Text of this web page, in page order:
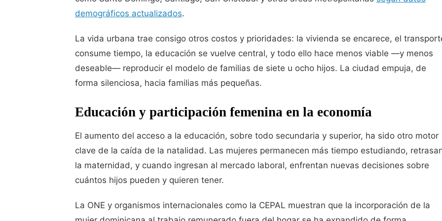
demográficos actualizados.
La vida urbana trae consigo otros costos y prioridades: la vivienda se encarece, el
consume tiempo, la educación se vuelve central, y todo ello hace menos viable —y menos
deseable— reproducir el modelo de familias de siete u ocho hijos. La ciudad empuja, de
forma silenciosa, hacia familias más pequeñas.
Educación y participación femenina en la economía
El aumento del acceso a la educación, sobre todo secundaria y superior, ha sido otro motor
clave de la caída de la natalidad. Las mujeres permanecen más tiempo estudiando,
la maternidad, y cuando ingresan al mercado laboral, enfrentan nuevas decisiones sobre
cuántos hijos pueden y quieren tener.
La ONE y organismos internacionales como la CEPAL muestran que la incorporación de la